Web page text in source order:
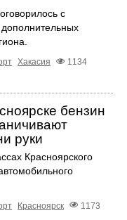
с
Хакасия
1134
бензин
руки
Красноярского
Красноярск
1173